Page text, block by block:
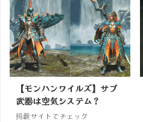
【モンハンワイルズ】サブ
武器は空気システム？
掲載サイトでチェック